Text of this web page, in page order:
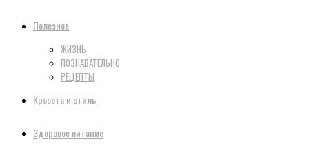
Полезное
ЖИЗНЬ
ПОЗНАВАТЕЛЬНО
РЕЦЕПТЫ
Красота и стиль
Здоровое питание